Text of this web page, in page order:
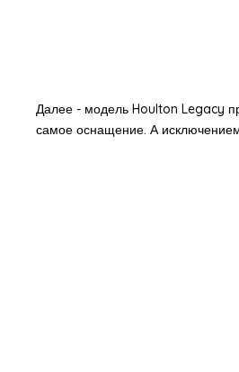
Далее - модель Houlton Legacy
самое оснащение. А